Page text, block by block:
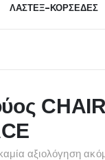
ΛΑΣΤΕΞ-ΚΟΡΣΕΔΕΣ
αξιολόγηση